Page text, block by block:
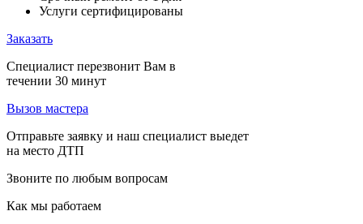
Услуги сертифицированы
Заказать
Специалист перезвонит Вам в
течении 30 минут
Вызов мастера
Отправьте заявку и наш специалист выедет
на место ДТП
Звоните по любым вопросам
Как мы работаем